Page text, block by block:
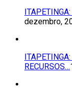
dezembro,
RECURSOS…